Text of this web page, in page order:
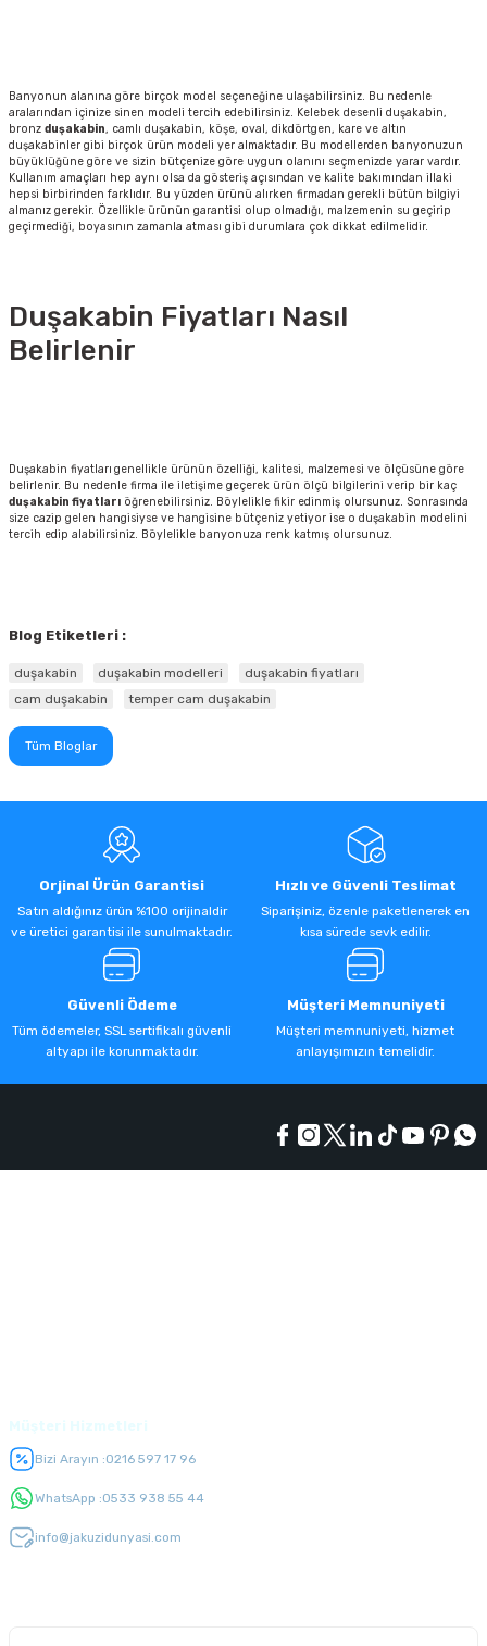
Banyonun alanına göre birçok model seçeneğine ulaşabilirsiniz. Bu nedenle
aralarından içinize sinen modeli tercih edebilirsiniz. Kelebek desenli duşakabin,
bronz duşakabin, camlı duşakabin, köşe, oval, dikdörtgen, kare ve altın
duşakabinler gibi birçok ürün modeli yer almaktadır. Bu modellerden banyonuzun
büyüklüğüne göre ve sizin bütçenize göre uygun olanını seçmenizde yarar vardır.
Kullanım amaçları hep aynı olsa da gösteriş açısından ve kalite bakımından illaki
hepsi birbirinden farklıdır. Bu yüzden ürünü alırken firmadan gerekli bütün bilgiyi
almanız gerekir. Özellikle ürünün garantisi olup olmadığı, malzemenin su geçirip
geçirmediği, boyasının zamanla atması gibi durumlara çok dikkat edilmelidir.
Duşakabin Fiyatları Nasıl
Belirlenir
Duşakabin fiyatları genellikle ürünün özelliği, kalitesi, malzemesi ve ölçüsüne göre
belirlenir. Bu nedenle firma ile iletişime geçerek ürün ölçü bilgilerini verip bir kaç
duşakabin fiyatları öğrenebilirsiniz. Böylelikle fikir edinmiş olursunuz. Sonrasında
size cazip gelen hangisiyse ve hangisine bütçeniz yetiyor ise o duşakabin modelini
tercih edip alabilirsiniz. Böylelikle banyonuza renk katmış olursunuz.
Blog Etiketleri :
duşakabin duşakabin modelleri
duşakabin fiyatları
cam duşakabin
temper cam duşakabin
Tüm Bloglar
Orjinal Ürün Garantisi
Satın aldığınız ürün %100 orijinaldir
ve üretici garantisi ile sunulmaktadır.
Hızlı ve Güvenli Teslimat
Siparişiniz, özenle paketlenerek en
kısa sürede sevk edilir.
Güvenli Ödeme
Tüm ödemeler, SSL sertifikalı güvenli
altyapı ile korunmaktadır.
Müşteri Memnuniyeti
Müşteri memnuniyeti, hizmet
anlayışımızın temelidir.
Bizi Arayın :0216 597 17 96
WhatsApp :0533 938 55 44
info@jakuzidunyasi.com